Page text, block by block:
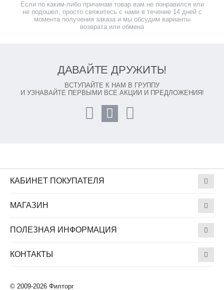
Если по каким-либо причинам товар вам не понравился или
не подошел, просто свяжитесь с нами в течение 14 дней с
момента получения заказа и мы обсудим варианты
возврата или обмена
ДАВАЙТЕ ДРУЖИТЬ!
ВСТУПАЙТЕ К НАМ В ГРУППУ
И УЗНАВАЙТЕ ПЕРВЫМИ ВСЕ АКЦИИ И ПРЕДЛОЖЕНИЯ!
КАБИНЕТ ПОКУПАТЕЛЯ
МАГАЗИН
ПОЛЕЗНАЯ ИНФОРМАЦИЯ
КОНТАКТЫ
© 2009-2026 Филторг